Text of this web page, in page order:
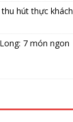
hút thực khách
7 món ngon